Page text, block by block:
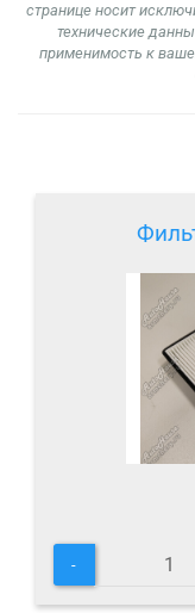
странице носит
технические
применимость к
-